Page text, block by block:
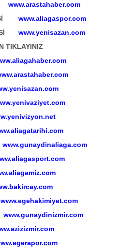
www.arastahaber.com
www.aliagaspor.com
www.yenisazan.com
TIKLAYINIZ
www.gunaydinaliaga.com
www.egehakimiyet.com
www.gunaydinizmir.com